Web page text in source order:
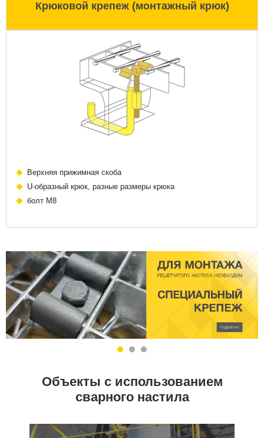
Крюковой крепеж (монтажный крюк)
Верхняя прижимная скоба
U-образный крюк, разные размеры крюка
болт М8
Объекты с использованием
сварного настила